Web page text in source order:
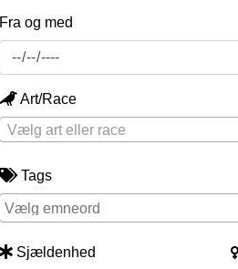
Fra og med
Art/Race
Vælg art eller race
Tags
Sjældenhed